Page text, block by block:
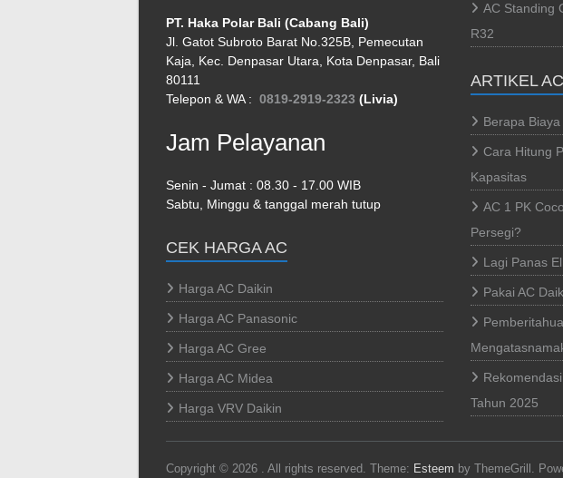
PT. Haka Polar Bali (Cabang Bali)
Jl. Gatot Subroto Barat No.325B, Pemecutan
Kaja, Kec. Denpasar Utara, Kota Denpasar, Bali
80111
Telepon & WA : 0819-2919-2323 (Livia)
Jam Pelayanan
Senin - Jumat : 08.30 - 17.00 WIB
Sabtu, Minggu & tanggal merah tutup
CEK HARGA AC
Harga AC Daikin
Harga AC Panasonic
Harga AC Gree
Harga AC Midea
Harga VRV Daikin
AC Standing
R32
ARTIKEL
Berapa
Cara Hitung
Kapasitas
AC 1 PK
Persegi?
Lagi Panas
Pakai AC
Tahun 2025
Copyright © 2026 . All rights reserved. Theme: Esteem by ThemeGrill.